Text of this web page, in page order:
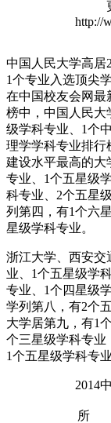
http://
中国人民大学高居
1个专业入选顶尖
在中国校友会网最
榜中，中国人民大
级学科专业、1个
理学学科专业排行
建设水平最高的大
专业、1个五星级
科专业、2个五星
列第四，有1个六
星级学科专业。
浙江大学、西安交
业、1个五星级学
专业、1个四星级
学列第八，有2个
大学居第九，有1
个三星级学科专业
1个五星级学科专
2014
所